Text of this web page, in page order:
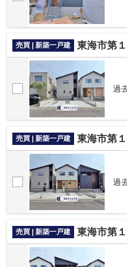
売買 | 新築一戸建 東海市第
過
売買 | 新築一戸建 東海市第
過
売買 | 新築一戸建 東海市第